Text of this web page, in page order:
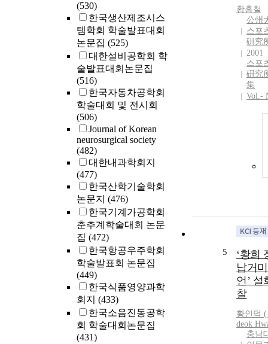
(530)
한국생산제조시스
템학회 학술발표대회
논문집 (525)
대한설비공학회 학
술발표대회논문집
(516)
한국자동차공학회
학술대회 및 전시회
(506)
Journal of Korean
neurosurgical society
(482)
대한내과학회지
(477)
한국산학기술학회
논문지 (476)
한국기계가공학회
춘추계학술대회 논문
집 (472)
한국항공우주학회
학술발표회 논문집
(449)
한국식품영양과학
회지 (433)
한국소음진동공학
회 학술대회논문집
(431)
황홍철
公州
스포
硏究
2001
스포
硏究
集
Vol.-
5
‘황희
납거
언’ 설
찰
황인덕
deok
충남